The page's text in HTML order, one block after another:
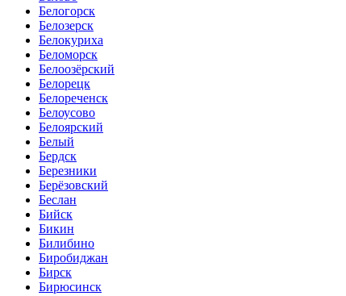
Белогорск
Белозерск
Белокуриха
Беломорск
Белоозёрский
Белорецк
Белореченск
Белоусово
Белоярский
Белый
Бердск
Березники
Берёзовский
Беслан
Бийск
Бикин
Билибино
Биробиджан
Бирск
Бирюсинск